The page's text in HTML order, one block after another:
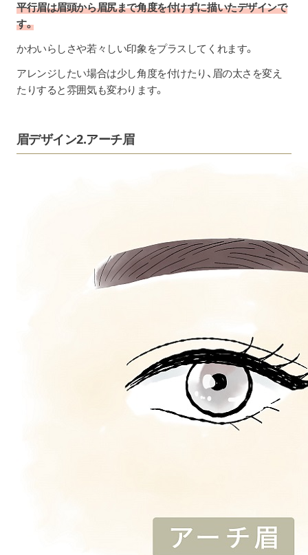
平行眉は眉頭から眉尻まで角度を付けずに描いたデザインで
す。
かわいらしさや若々しい印象をプラスしてくれます。
アレンジしたい場合は少し角度を付けたり、眉の太さを変え
たりすると雰囲気も変わります。
眉デザイン2.アーチ眉